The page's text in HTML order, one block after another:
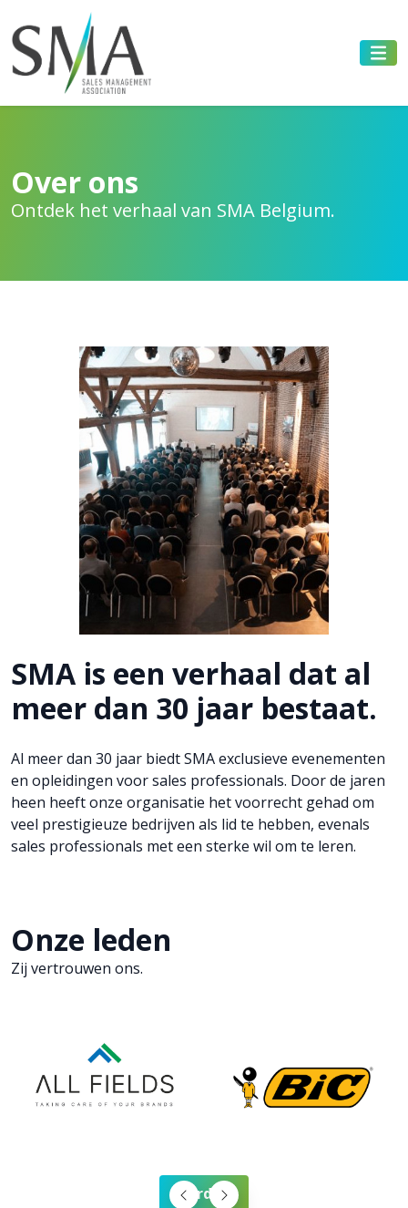
Over ons
Ontdek het verhaal van SMA Belgium.
SMA is een verhaal dat al
meer dan 30 jaar bestaat.
Al meer dan 30 jaar biedt SMA exclusieve evenementen
en opleidingen voor sales professionals. Door de jaren
heen heeft onze organisatie het voorrecht gehad om
veel prestigieuze bedrijven als lid te hebben, evenals
sales professionals met een sterke wil om te leren.
Onze leden
Zij vertrouwen ons.
Word lid